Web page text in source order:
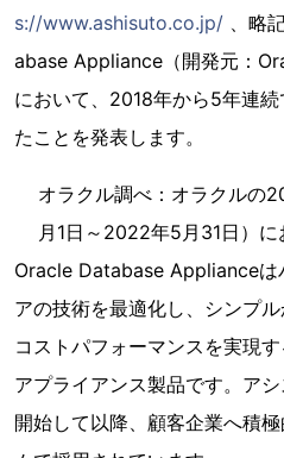
s://www.ashisuto.co.jp/ 、略
abase Appliance（開発元：
において、2018年から5年連
たことを発表します。
オラクル調べ：オラクルの
月1日～2022年5月31日）
Oracle Database Applianceは
アの技術を最適化し、シンプ
コストパフォーマンスを実現
アプライアンス製品です。ア
開始して以降、顧客企業へ積